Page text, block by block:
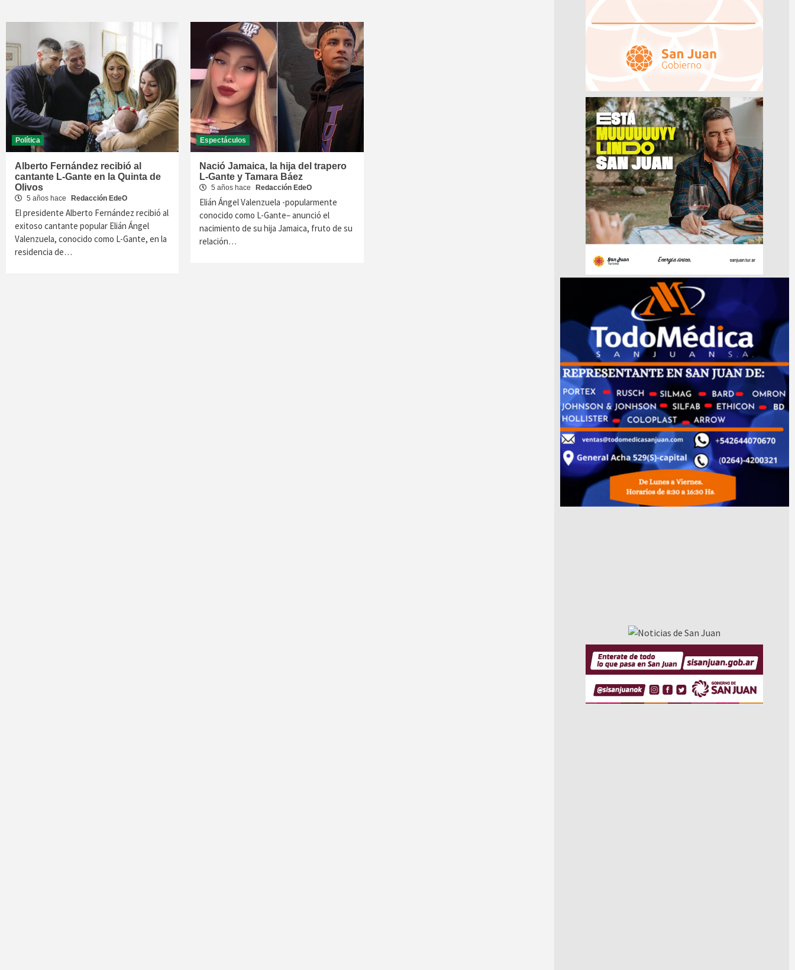
Política
Alberto Fernández recibió al
cantante L-Gante en la Quinta de
Olivos
5 años hace Redacción EdeO
El presidente Alberto Fernández recibió al
exitoso cantante popular Elián Ángel
Valenzuela, conocido como L-Gante, en la
residencia de…
Espectáculos
Nació Jamaica, la hija del trapero
L-Gante y Tamara Báez
5 años hace Redacción EdeO
Elián Ángel Valenzuela -popularmente
conocido como L-Gante– anunció el
nacimiento de su hija Jamaica, fruto de su
relación…